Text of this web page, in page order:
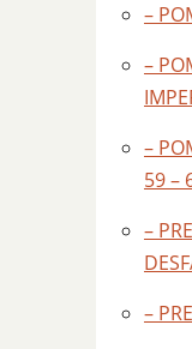
–
–
–
59 –
–
–